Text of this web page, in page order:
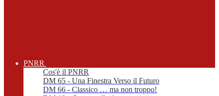
PNRR
Cos'è il PNRR
DM 65 - Una Finestra Verso il Futuro
DM 66 - Classico … ma non troppo!